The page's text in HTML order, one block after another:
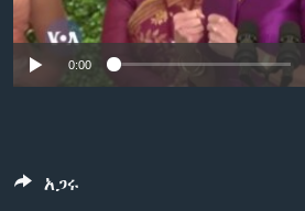
ቋንቋዎች
0:00
አጋሩ